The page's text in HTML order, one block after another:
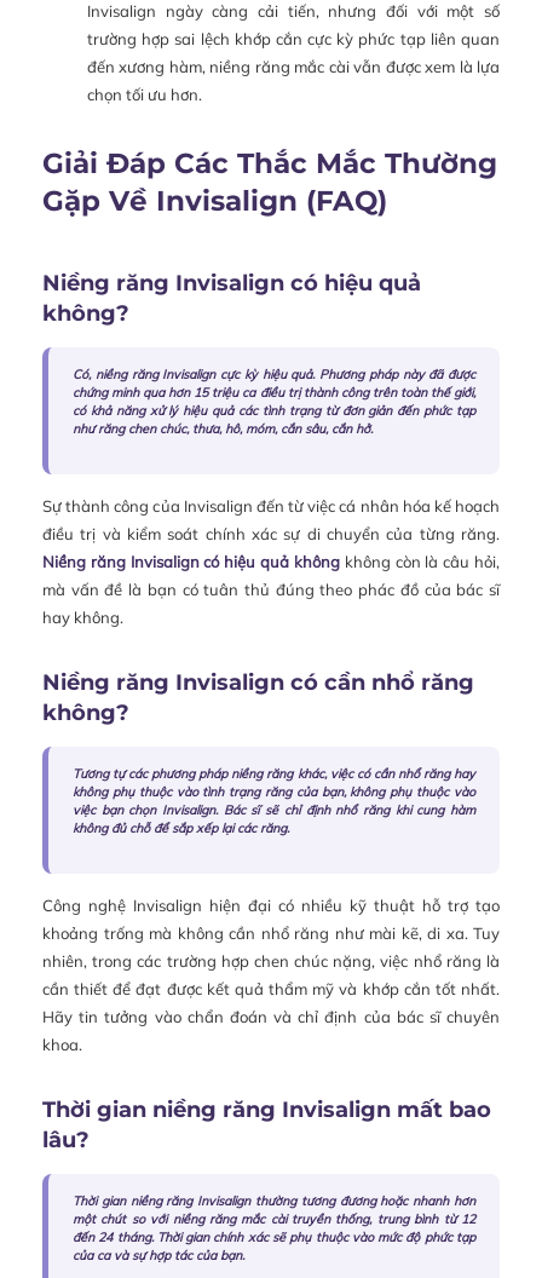
Invisalign ngày càng cải tiến, nhưng đối với một số
trường hợp sai lệch khớp cắn cực kỳ phức tạp liên quan
đến xương hàm, niềng răng mắc cài vẫn được xem là lựa
chọn tối ưu hơn.
Giải Đáp Các Thắc Mắc Thường
Gặp Về Invisalign (FAQ)
Niềng răng Invisalign có hiệu quả
không?
Có, niềng răng Invisalign cực kỳ hiệu quả. Phương pháp này đã được
chứng minh qua hơn 15 triệu ca điều trị thành công trên toàn thế giới,
có khả năng xử lý hiệu quả các tình trạng từ đơn giản đến phức tạp
như răng chen chúc, thưa, hô, móm, cắn sâu, cắn hở.
Sự thành công của Invisalign đến từ việc cá nhân hóa kế hoạch
điều trị và kiểm soát chính xác sự di chuyển của từng răng.
Niềng răng Invisalign có hiệu quả khôngkhông còn là câu hỏi,
mà vấn đề là bạn có tuân thủ đúng theo phác đồ của bác sĩ
hay không.
Niềng răng Invisalign có cần nhổ răng
không?
Tương tự các phương pháp niềng răng khác, việc có cần nhổ răng hay
không phụ thuộc vào tình trạng răng của bạn, không phụ thuộc vào
việc bạn chọn Invisalign. Bác sĩ sẽ chỉ định nhổ răng khi cung hàm
không đủ chỗ để sắp xếp lại các răng.
Công nghệ Invisalign hiện đại có nhiều kỹ thuật hỗ trợ tạo
khoảng trống mà không cần nhổ răng như mài kẽ, di xa. Tuy
nhiên, trong các trường hợp chen chúc nặng, việc nhổ răng là
cần thiết để đạt được kết quả thẩm mỹ và khớp cắn tốt nhất.
Hãy tin tưởng vào chẩn đoán và chỉ định của bác sĩ chuyên
khoa.
Thời gian niềng răng Invisalign mất bao
lâu?
Thời gian niềng răng Invisalign thường tương đương hoặc nhanh hơn
một chút so với niềng răng mắc cài truyền thống, trung bình từ 12
đến 24 tháng. Thời gian chính xác sẽ phụ thuộc vào mức độ phức tạp
của ca và sự hợp tác của bạn.